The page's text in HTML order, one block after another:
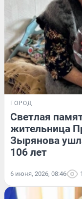
ГОРОД
Светлая
жительница
Зырянова
106 лет
6 июня, 2026, 08:46